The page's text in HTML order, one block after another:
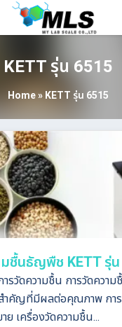
KETT รุ่น 6515
Home» KETT รุ่น 6515
มชื้นธัญพืช KETT รุ่
รวัดความชื้น การวัดควา
ำคัญที่มีผลต่อคุณภาพ การ
ย เครื่องวัดความชื้น...